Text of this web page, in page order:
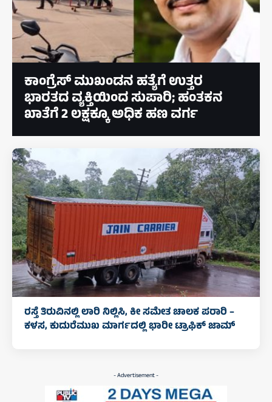
ಕಾಂಗ್ರೆಸ್‌ ಮುಖಂಡನ ಹತ್ಯೆಗೆ ಉತ್ತರ
ಭಾರತದ ವ್ಯಕ್ತಿಯಿಂದ ಸುಪಾರಿ; ಹಂತಕನ
ಖಾತೆಗೆ 2 ಲಕ್ಷಕ್ಕೂ ಅಧಿಕ ಹಣ ವರ್ಗ
ರಸ್ತೆ ತಿರುವಿನಲ್ಲಿ ಲಾರಿ ನಿಲ್ಲಿಸಿ, ಕೀ ಸಮೇತ ಚಾಲಕ ಪರಾರಿ –
ಕಳಸ, ಕುದುರೆಮುಖ ಮಾರ್ಗದಲ್ಲಿ‌ ಭಾರೀ ಟ್ರಾಫಿಕ್‌ ಜಾಮ್
- Advertisement -